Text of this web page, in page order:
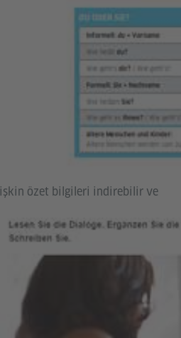
özet bilgileri indirebilir ve